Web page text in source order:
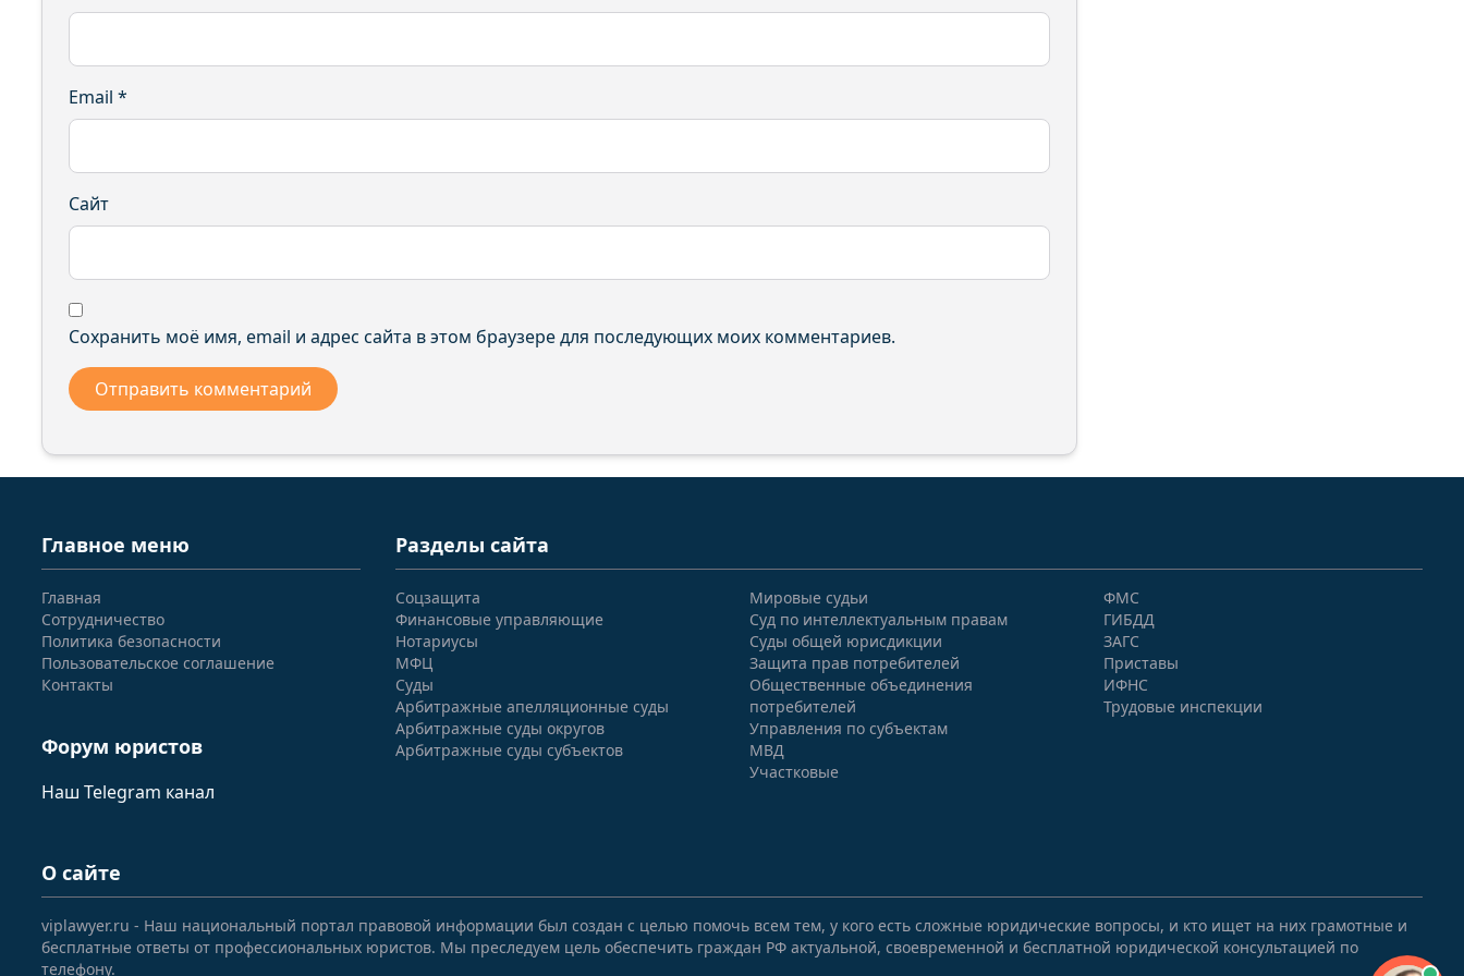
Email *
Сайт
Сохранить моё имя, email и адрес сайта в этом браузере для последующих моих комментариев.
Главное меню
Главная
Сотрудничество
Политика безопасности
Пользовательское соглашение
Контакты
Форум юристов
Наш Telegram канал
Разделы сайта
Соцзащита
Финансовые управляющие
Нотариусы
МФЦ
Суды
Арбитражные апелляционные суды
Арбитражные суды округов
Арбитражные суды субъектов
Мировые судьи
Суд по интеллектуальным правам
Суды общей юрисдикции
Защита прав потребителей
Общественные объединения
потребителей
Управления по субъектам
МВД
Участковые
ФМС
ГИБДД
ЗАГС
Приставы
ИФНС
Трудовые инспекции
О сайте
viplawyer.ru - Наш национальный портал правовой информации был создан с целью помочь всем тем, у кого есть сложные юридические вопросы, и кто ищет на них грамотные и
бесплатные ответы от профессиональных юристов. Мы преследуем цель обеспечить граждан РФ актуальной, своевременной и бесплатной юридической консультацией по
телефону.